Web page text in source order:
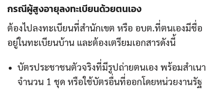
กรณีผู้สูงอายุลงทะเบียนด้วยตนเอง
ต้องไปลงทะเบียนที่สำนักเขต หรือ อบต.ที่ตนเองมีชื่อ
อยู่ในทะเบียนบ้าน และต้องเตรียมเอกสารดังนี้
บัตรประชาชนตัวจริงที่มีรูปถ่ายตนเอง พร้อมสำเนา
จำนวน 1 ชุด หรือใช้บัตรอื่นที่ออกโดยหน่วยงานรัฐ